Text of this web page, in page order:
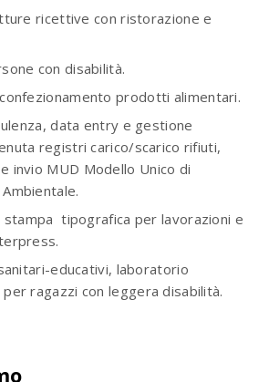
ricettive con ristorazione e
con disabilità.
prodotti alimentari.
data entry e gestione
registri carico/scarico rifiuti,
invio MUD Modello Unico di
tipografica per lavorazioni e
educativi, laboratorio
ragazzi con leggera disabilità.